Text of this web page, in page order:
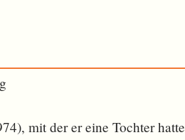
mit der er eine Tochter hatte